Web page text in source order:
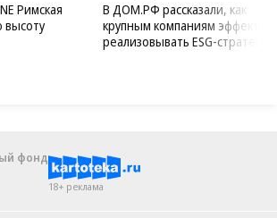
Римская
высоту
В ДОМ.РФ рассказали, как
крупным компаниям
реализовывать ESG-стратегию
фонд
18+ реклама